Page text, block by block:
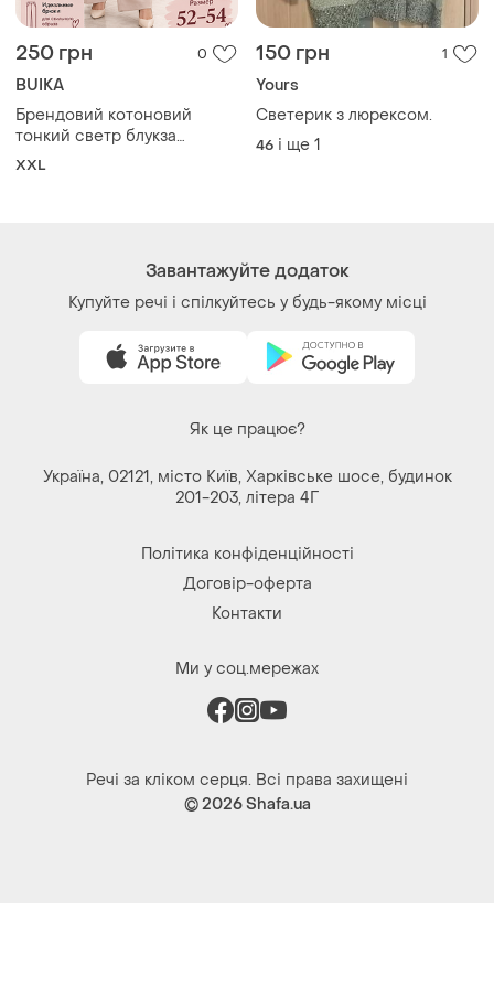
лонгслів великого розміру
XXL
46 і ще 1
Завантажуйте додаток
Як це працює?
Україна, 02121, місто Київ, Харківське шосе, будинок
201-203, літера 4Г
Політика конфіденційності
Контакти
© 2026Shafa.ua